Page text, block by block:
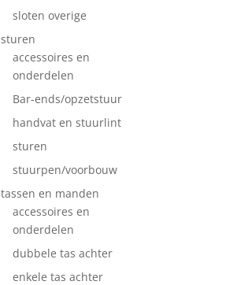
sloten overige
sturen
accessoires en
onderdelen
Bar-ends/opzetstuur
handvat en stuurlint
sturen
stuurpen/voorbouw
tassen en manden
accessoires en
onderdelen
dubbele tas achter
enkele tas achter